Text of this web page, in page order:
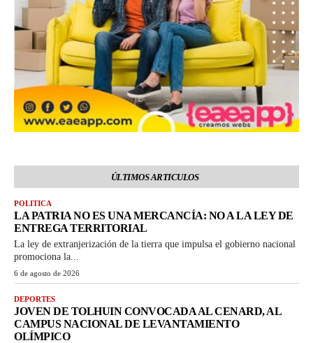
ÚLTIMOS ARTICULOS
POLITICA
LA PATRIA NO ES UNA MERCANCÍA: NO A LA LEY DE
ENTREGA TERRITORIAL
La ley de extranjerización de la tierra que impulsa el gobierno nacional
promociona la...
6 de agosto de 2026
DEPORTES
JOVEN DE TOLHUIN CONVOCADA AL CENARD, AL
CAMPUS NACIONAL DE LEVANTAMIENTO
OLÍMPICO